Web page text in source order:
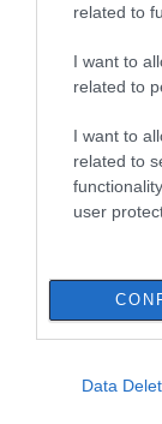
related to
I want to
related to
I want to
related to
user
Data